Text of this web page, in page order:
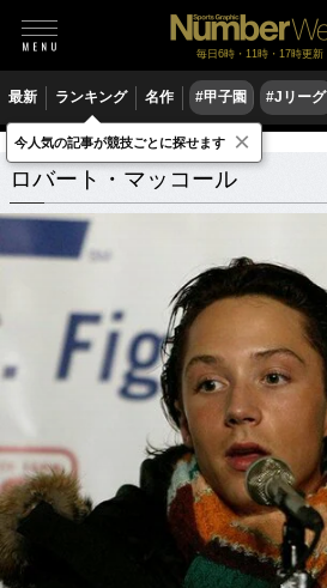
毎日6時・11時・17時更新
最新 ランキング 名作 #甲子園 #Jリーグ
ロバート・マッコール 関連記事
ロバート・マッコール
今人気の記事が競技ごとに探せます ×